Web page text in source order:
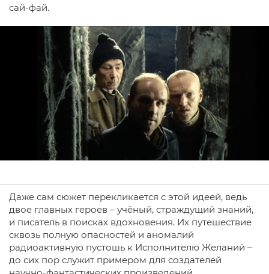
сай-фай.
Даже сам сюжет перекликается с этой идеей, ведь
двое главных героев – учёный, страждущий знаний,
и писатель в поисках вдохновения. Их путешествие
сквозь полную опасностей и аномалий
радиоактивную пустошь к Исполнителю Желаний –
до сих пор служит примером для создателей